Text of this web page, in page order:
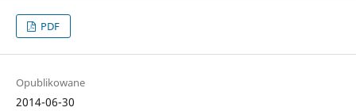
PDF
Opublikowane
2014-06-30